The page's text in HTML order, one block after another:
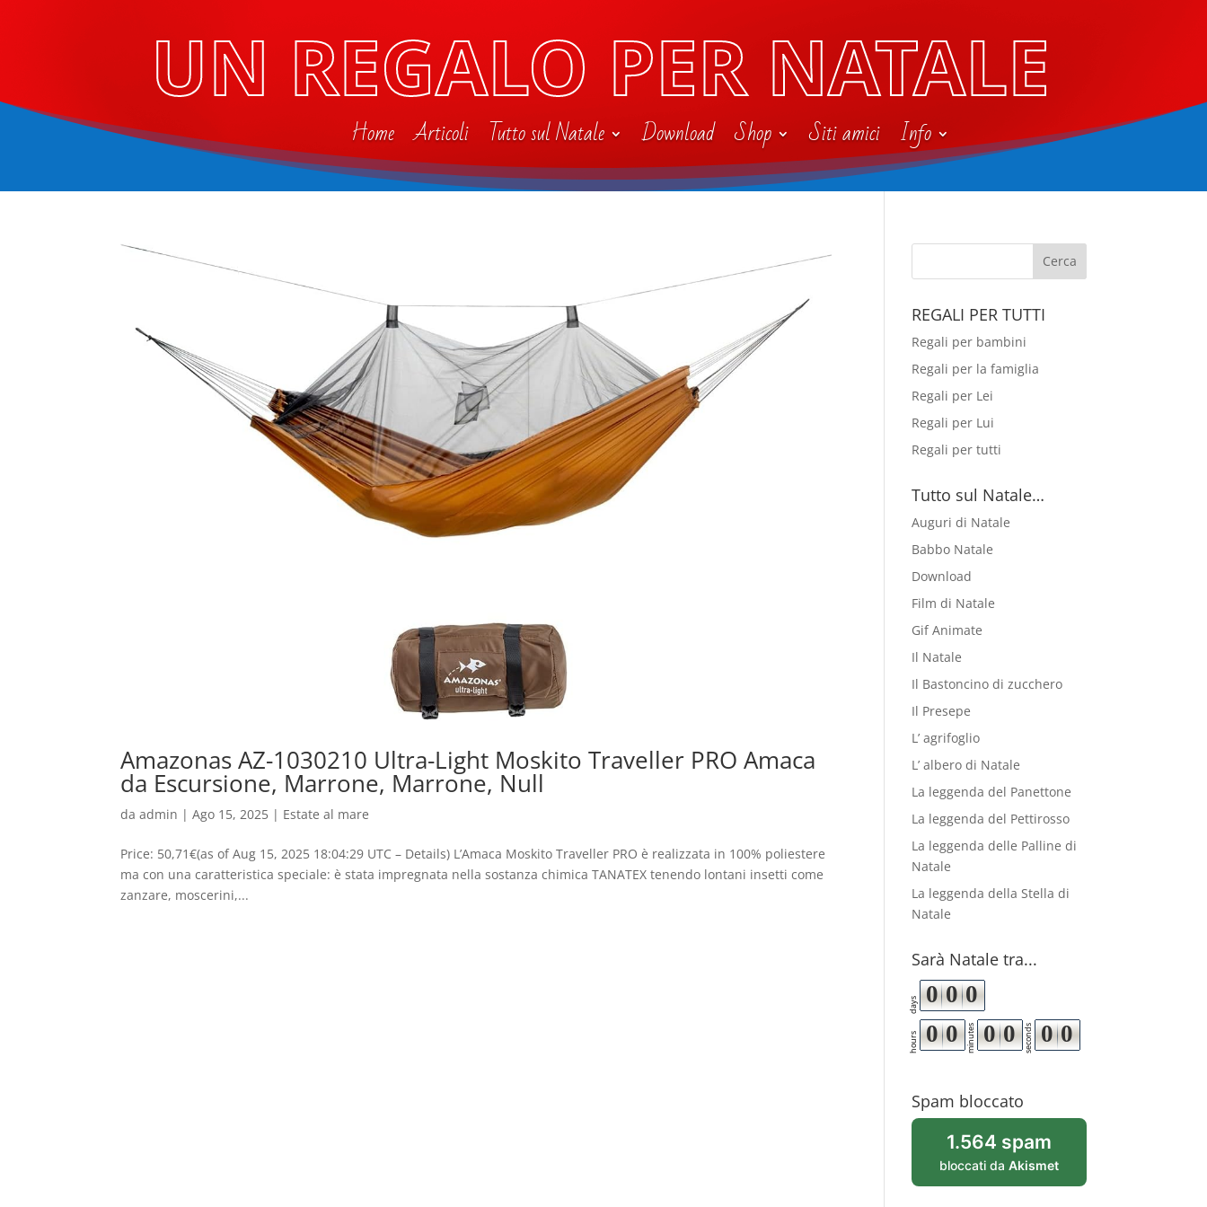
UN REGALO PER NATALE
Home Articoli Tutto sul Natale Download Shop Siti amici Info
Amazonas AZ-1030210 Ultra-Light Moskito Traveller PRO Amaca
da Escursione, Marrone, Marrone, Null
daadmin |Ago 15, 2025 | Estate al mare
Price: 50,71€(as of Aug 15, 2025 18:04:29 UTC – Details) L’Amaca Moskito Traveller PRO è realizzata in 100% poliestere
ma con una caratteristica speciale: è stata impregnata nella sostanza chimica TANATEX tenendo lontani insetti come
zanzare, moscerini,...
REGALI PER TUTTI
Regali per bambini
Regali per la famiglia
Regali per Lei
Regali per Lui
Regali per tutti
Tutto sul Natale…
Auguri di Natale
Babbo Natale
Download
Film di Natale
Gif Animate
Il Natale
Il Bastoncino di zucchero
Il Presepe
L’ agrifoglio
L’ albero di Natale
La leggenda del Panettone
La leggenda del Pettirosso
La leggenda delle Palline di
Natale
La leggenda della Stella di
Natale
Sarà Natale tra...
days 0 0 0
hours 0 0 minutes 0 0 seconds 0 0
Spam bloccato
1.564 spam
bloccati da Akismet